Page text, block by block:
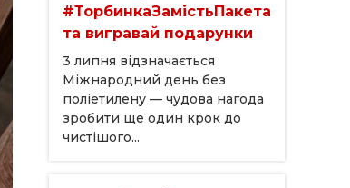
#ТорбинкаЗамістьПакета
та вигравай подарунки
3 липня відзначається
Міжнародний день без
поліетилену — чудова нагода
зробити ще один крок до
чистішого...